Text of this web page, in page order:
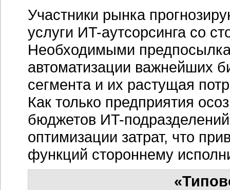
Участники рынка
услуги ИT-аутсорсингасо
Необходимыми
автоматизации важнейших
сегмента и их растущая
Как только предприятия
бюджетов ИT-подразделений
оптимизации затрат, что
функций стороннему